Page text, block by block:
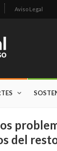
Aviso Legal
del